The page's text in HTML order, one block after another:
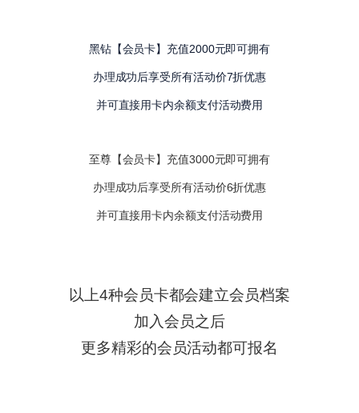
黑钻【会员卡】充值2000元即可拥有
办理成功后享受所有活动价7折优惠
并可直接用卡内余额支付活动费用
至尊【会员卡】充值3000元即可拥有
办理成功后享受所有活动价6折优惠
并可直接用卡内余额支付活动费用
以上4种会员卡都会建立会员档案
加入会员之后
更多精彩的会员活动都可报名